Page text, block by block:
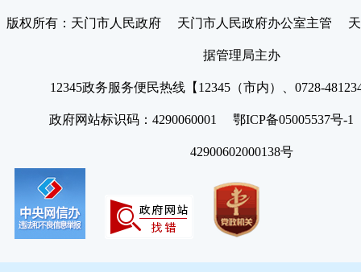
版权所有：天门市人民政府 天门市人民政府办公室主管 天
据管理局主办
12345政务服务便民热线【12345（市内）、0728-
政府网站标识码：4290060001 鄂ICP备05005537号
42900602000138号